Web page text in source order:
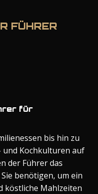
FÜHRER
für
bis hin zu
und Kochkulturen auf
der Führer das
benötigen, um ein
köstliche Mahlzeiten